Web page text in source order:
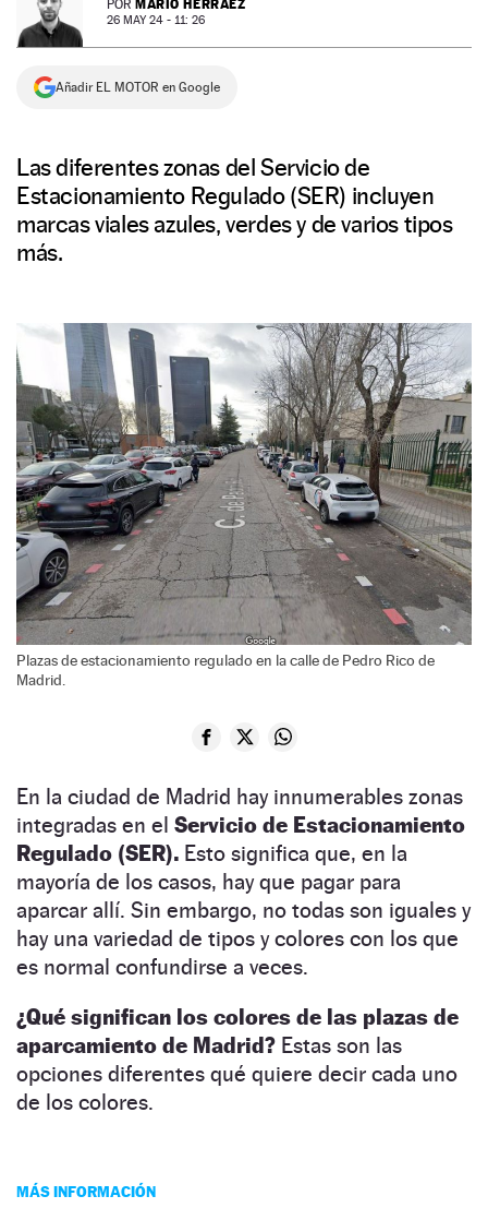
NEWSLETTER
SÍGUENOS
POR MARIO HERRÁEZ
26 MAY 24 - 11: 26
Añadir EL MOTOR en Google
Las diferentes zonas del Servicio de
Estacionamiento Regulado (SER) incluyen
marcas viales azules, verdes y de varios tipos
más.
Plazas de estacionamiento regulado en la calle de Pedro Rico de
Madrid.
En la ciudad de Madrid hay innumerables zonas
integradas en el Servicio de Estacionamiento
Regulado (SER). Esto significa que, en la
mayoría de los casos, hay que pagar para
aparcar allí. Sin embargo, no todas son iguales y
hay una variedad de tipos y colores con los que
es normal confundirse a veces.
¿Qué significan los colores de las plazas de
aparcamiento de Madrid? Estas son las
opciones diferentes qué quiere decir cada uno
de los colores.
MÁS INFORMACIÓN